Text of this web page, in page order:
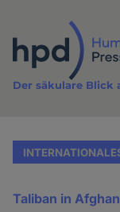
Inhalt
Der säkulare Blick
Taliban in